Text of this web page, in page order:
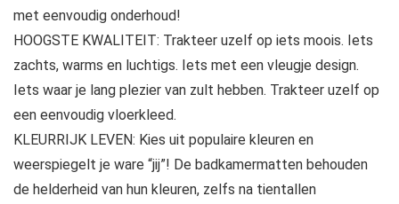
met eenvoudig onderhoud!
HOOGSTE KWALITEIT: Trakteer uzelf op iets moois. Iets
zachts, warms en luchtigs. Iets met een vleugje design.
Iets waar je lang plezier van zult hebben. Trakteer uzelf op
een eenvoudig vloerkleed.
KLEURRIJK LEVEN: Kies uit populaire kleuren en
weerspiegelt je ware “jij”! De badkamermatten behouden
de helderheid van hun kleuren, zelfs na tientallen